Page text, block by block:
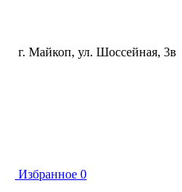
г. Майкоп, ул. ​Шоссейная, 3в
Избранное 0